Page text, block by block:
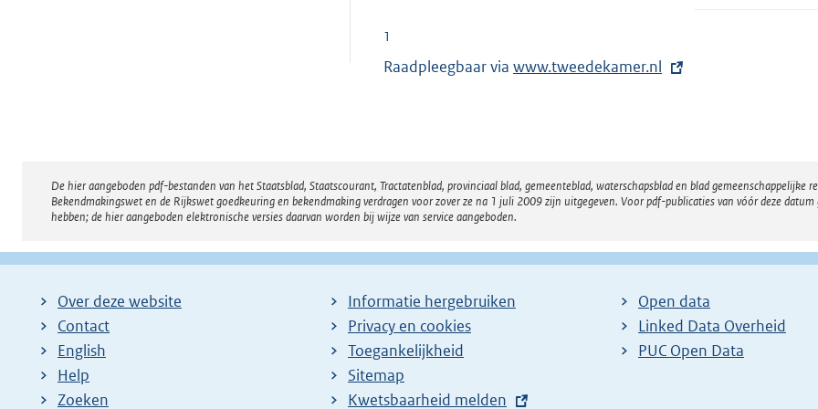
1
Raadpleegbaar via E
n
e
i
k
www.tweedekamer.nl
Disclaimer
De hier aangeboden pdf-bestanden van het Staatsblad, Staatscourant, Tractatenblad, provinciaal blad, gemeenteblad, waterschapsblad en blad
Bekendmakingswet en de Rijkswet goedkeuring en bekendmaking verdragen voor zover ze na 1 juli 2009 zijn uitgegeven. Voor pdf-publicaties van vóór deze
hebben; de hier aangeboden elektronische versies daarvan worden bij wijze van service aangeboden.
Over deze website
Contact
English
Help
Zoeken
Informatie hergebruiken
Privacy en cookies
Toegankelijkheid
Sitemap
E
Kwetsbaarheid melden
Open data
Linked Data Overheid
PUC Open Data